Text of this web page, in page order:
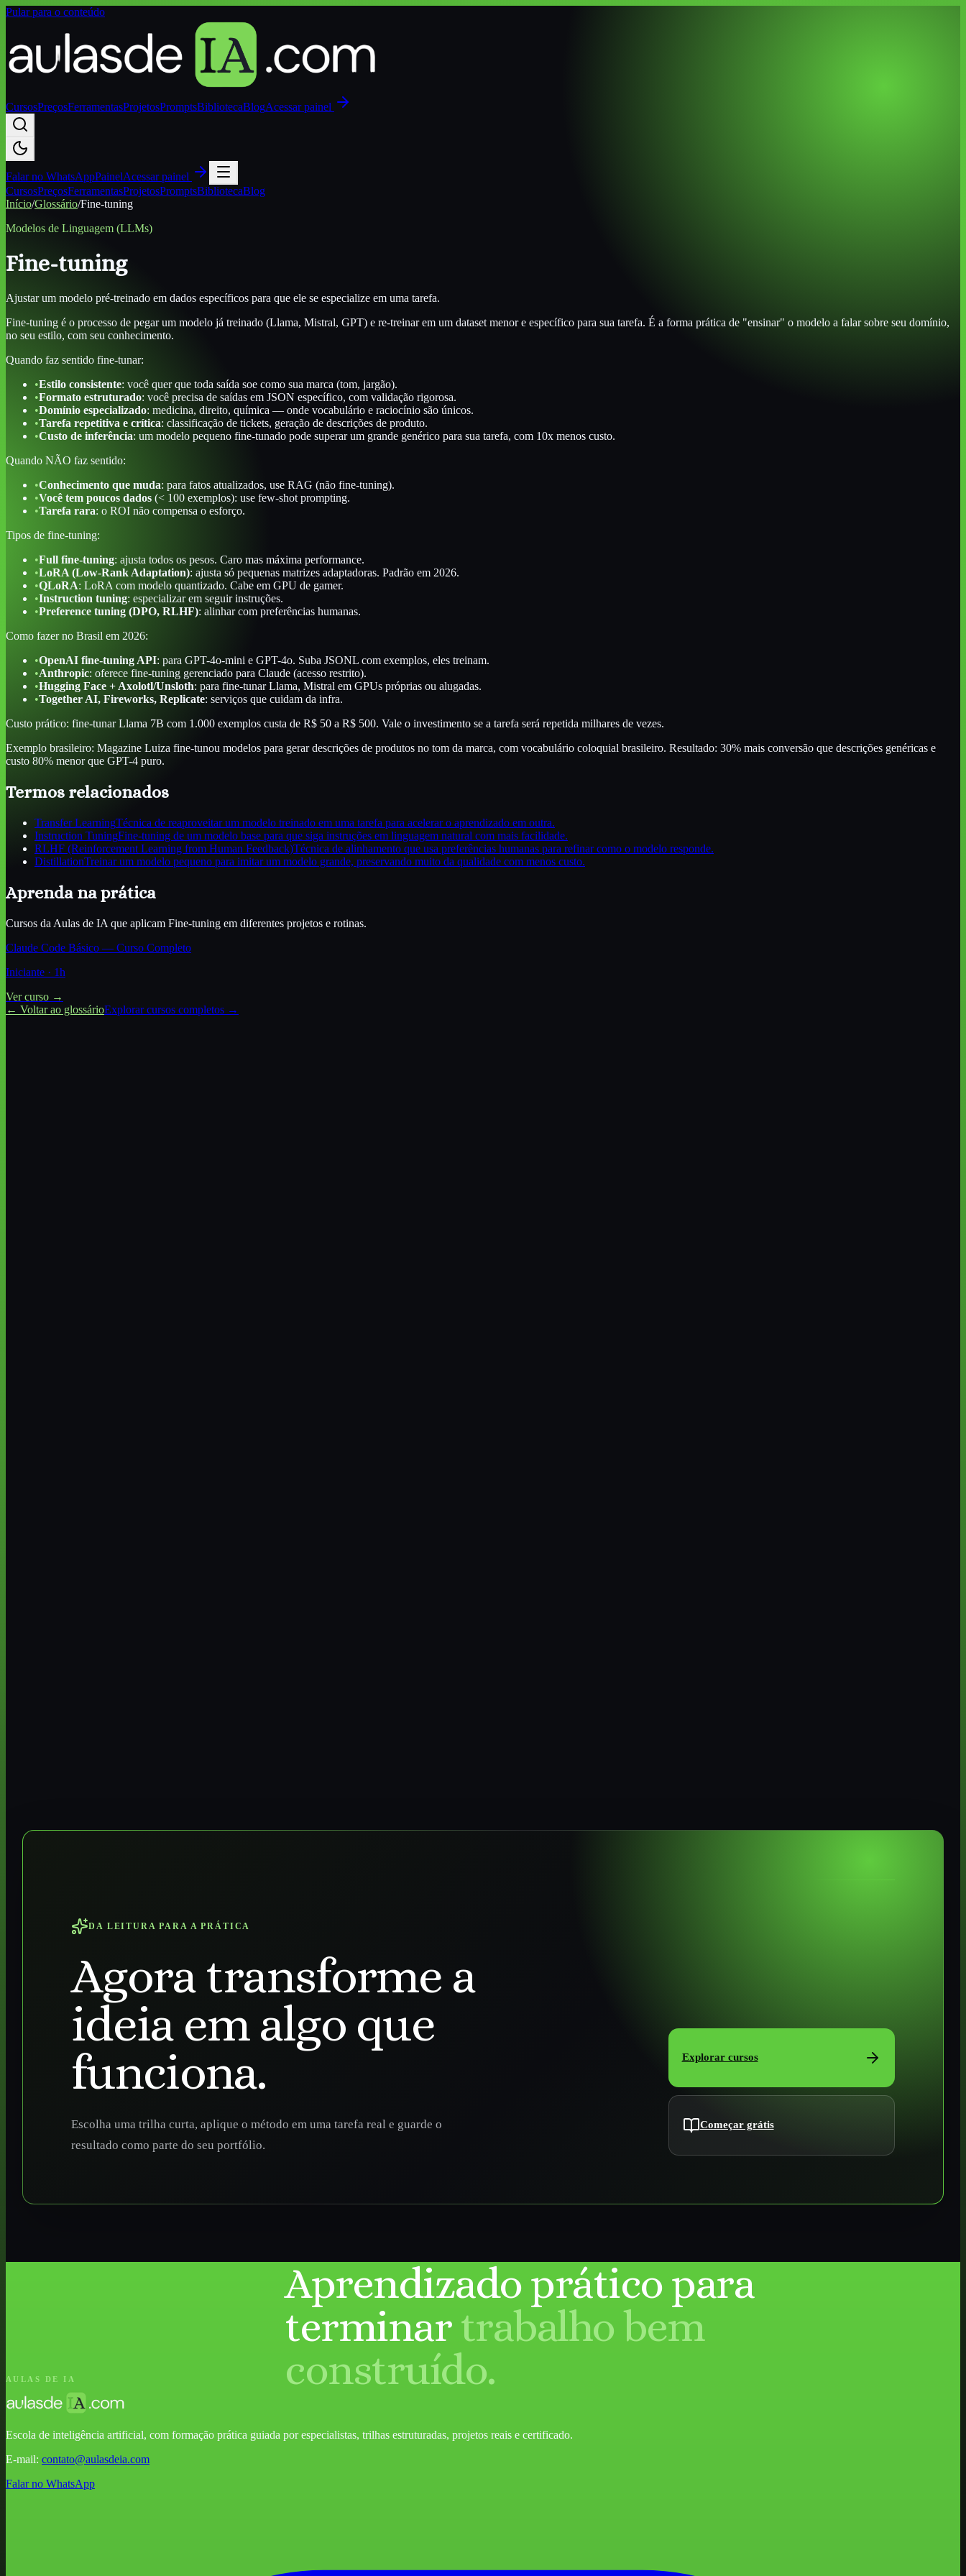
Pular para o conteúdo
CursosPreçosFerramentasProjetosPromptsBibliotecaBlogAcessar painel
Falar no WhatsAppPainelAcessar painel
CursosPreçosFerramentasProjetosPromptsBibliotecaBlog
Início/Glossário/Fine-tuning
Modelos de Linguagem (LLMs)
Fine-tuning
Ajustar um modelo pré-treinado em dados específicos para que ele se especialize em uma tarefa.
Fine-tuning é o processo de pegar um modelo já treinado (Llama, Mistral, GPT) e re-treinar em um dataset menor e específico para sua tarefa. É a forma prática de "ensinar" o modelo a falar sobre seu domínio,
no seu estilo, com seu conhecimento.
Quando faz sentido fine-tunar:
•Estilo consistente: você quer que toda saída soe como sua marca (tom, jargão).
•Formato estruturado: você precisa de saídas em JSON específico, com validação rigorosa.
•Domínio especializado: medicina, direito, química — onde vocabulário e raciocínio são únicos.
•Tarefa repetitiva e crítica: classificação de tickets, geração de descrições de produto.
•Custo de inferência: um modelo pequeno fine-tunado pode superar um grande genérico para sua tarefa, com 10x menos custo.
Quando NÃO faz sentido:
•Conhecimento que muda: para fatos atualizados, use RAG (não fine-tuning).
•Você tem poucos dados (< 100 exemplos): use few-shot prompting.
•Tarefa rara: o ROI não compensa o esforço.
Tipos de fine-tuning:
•Full fine-tuning: ajusta todos os pesos. Caro mas máxima performance.
•LoRA (Low-Rank Adaptation): ajusta só pequenas matrizes adaptadoras. Padrão em 2026.
•QLoRA: LoRA com modelo quantizado. Cabe em GPU de gamer.
•Instruction tuning: especializar em seguir instruções.
•Preference tuning (DPO, RLHF): alinhar com preferências humanas.
Como fazer no Brasil em 2026:
•OpenAI fine-tuning API: para GPT-4o-mini e GPT-4o. Suba JSONL com exemplos, eles treinam.
•Anthropic: oferece fine-tuning gerenciado para Claude (acesso restrito).
•Hugging Face + Axolotl/Unsloth: para fine-tunar Llama, Mistral em GPUs próprias ou alugadas.
•Together AI, Fireworks, Replicate: serviços que cuidam da infra.
Custo prático: fine-tunar Llama 7B com 1.000 exemplos custa de R$ 50 a R$ 500. Vale o investimento se a tarefa será repetida milhares de vezes.
Exemplo brasileiro: Magazine Luiza fine-tunou modelos para gerar descrições de produtos no tom da marca, com vocabulário coloquial brasileiro. Resultado: 30% mais conversão que descrições genéricas e
custo 80% menor que GPT-4 puro.
Termos relacionados
Transfer LearningTécnica de reaproveitar um modelo treinado em uma tarefa para acelerar o aprendizado em outra.
Instruction TuningFine-tuning de um modelo base para que siga instruções em linguagem natural com mais facilidade.
RLHF (Reinforcement Learning from Human Feedback)Técnica de alinhamento que usa preferências humanas para refinar como o modelo responde.
DistillationTreinar um modelo pequeno para imitar um modelo grande, preservando muito da qualidade com menos custo.
Aprenda na prática
Cursos da Aulas de IA que aplicam Fine-tuning em diferentes projetos e rotinas.
Claude Code Básico — Curso Completo
Iniciante · 1h
Ver curso →
← Voltar ao glossárioExplorar cursos completos →
DA LEITURA PARA A PRÁTICA
Agora transforme a
ideia em algo que
funciona.
Escolha uma trilha curta, aplique o método em uma tarefa real e guarde o
resultado como parte do seu portfólio.
Explorar cursos
Começar grátis
AULAS DE IA
Aprendizado prático para
terminartrabalho bem
construído.
Escola de inteligência artificial, com formação prática guiada por especialistas, trilhas estruturadas, projetos reais e certificado.
E-mail: contato@aulasdeia.com
Falar no WhatsApp